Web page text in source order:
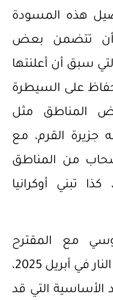
هذه المسودة
أن تتضمن بعض
سبق أن أعلنتها
على السيطرة
المناطق مثل
القرم، مع
من المناطق
تبني أوكرانيا
مع المقترح
الأمريكي لاتفاق وقف إطلاق النار في أبريل 2025،
الأساسية التي قد